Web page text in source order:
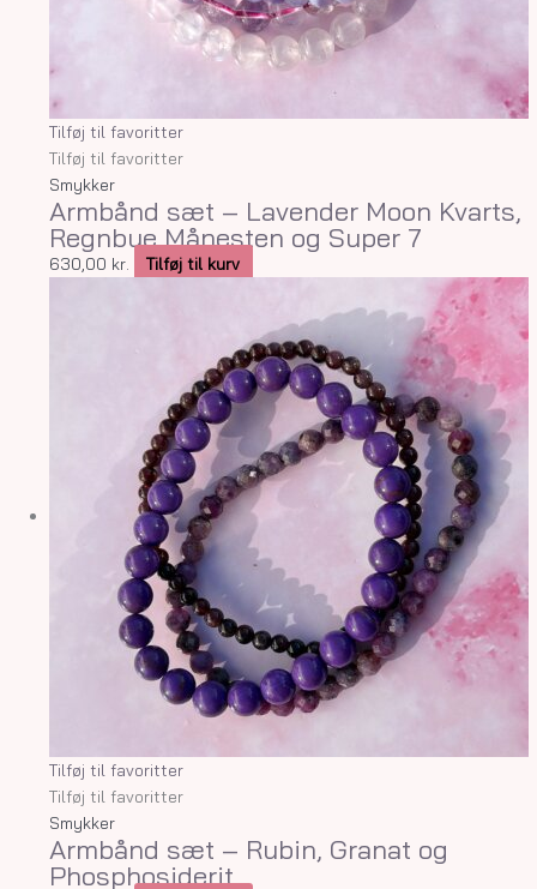
Tilføj til favoritter
Tilføj til favoritter
Smykker
Armbånd sæt – Lavender Moon Kvarts,
Regnbue Månesten og Super 7
630,00 kr. Tilføj til kurv
Tilføj til favoritter
Tilføj til favoritter
Smykker
Armbånd sæt – Rubin, Granat og
Phosphosiderit